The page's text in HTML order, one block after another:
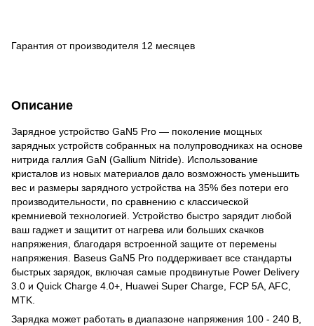
Описание
Зарядное устройство GaN5 Pro — поколение мощных
зарядных устройств собранных на полупроводниках на основе
нитрида галлия GaN (Gallium Nitride). Использование
кристалов из новых материалов дало возможность уменьшить
вес и размеры зарядного устройства на 35% без потери его
производительности, по сравнению с классической
кремниевой технологией. Устройство быстро зарядит любой
ваш гаджет и защитит от нагрева или больших скачков
напряжения, благодаря встроенной защите от перемены
напряжения. Baseus GaN5 Pro поддерживает все стандарты
быстрых зарядок, включая самые продвинутые Power Delivery
3.0 и Quick Charge 4.0+, Huawei Super Charge, FCP 5A, AFC,
MTK.
Зарядка может работать в диапазоне напряжения 100 - 240 В,
Гарантия от производителя 12 месяцев